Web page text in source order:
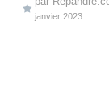
janvier 2023